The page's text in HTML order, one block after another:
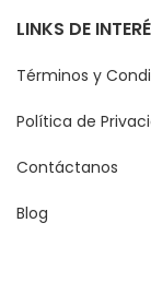
LINKS DE
Términos y
Política de
Contáctanos
Blog